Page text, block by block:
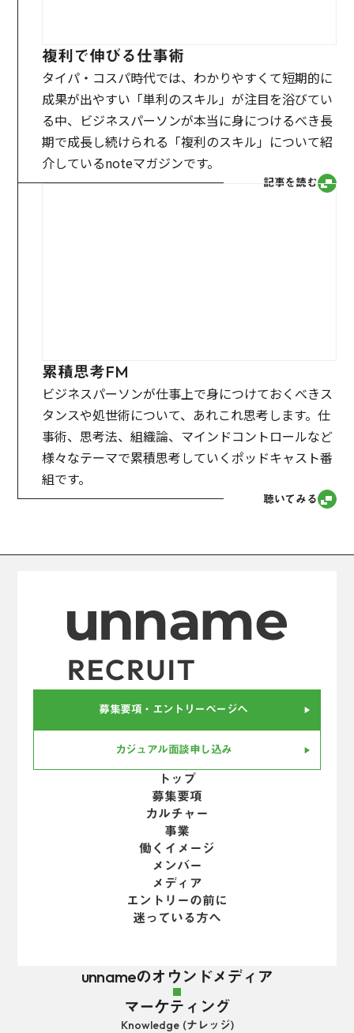
複利で伸びる仕事術
タイパ・コスパ時代では、わかりやすくて短期的に
成果が出やすい「単利のスキル」が注目を浴びてい
る中、ビジネスパーソンが本当に身につけるべき長
期で成長し続けられる「複利のスキル」について紹
介しているnoteマガジンです。
記事を読む
累積思考FM
ビジネスパーソンが仕事上で身につけておくべきス
タンスや処世術について、あれこれ思考します。仕
事術、思考法、組織論、マインドコントロールなど
様々なテーマで累積思考していくポッドキャスト番
組です。
聴いてみる
募集要項・エントリーページへ play_arrow
カジュアル面談申し込み play_arrow
トップ
募集要項
カルチャー
事業
働くイメージ
メンバー
メディア
エントリーの前に
迷っている方へ
unnameのオウンドメディア
マーケティング
Knowledge (ナレッジ)